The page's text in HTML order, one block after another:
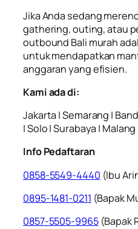
Jika Anda sedang
gathering, outing, atau
outbound Bali murah
untuk mendapatkan
anggaran yang efisien.
Kami ada di:
Jakarta | Semarang |
| Solo | Surabaya |
Info Pedaftaran
0858-5549-4440 (Ibu
0895-1481-0211 (Bapak
0857-5505-9965(Bapak